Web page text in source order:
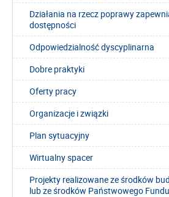
Działania na rzecz poprawy
dostępności
Odpowiedzialność dyscyplinarna
Dobre praktyki
Oferty pracy
Organizacje i związki
Plan sytuacyjny
Wirtualny spacer
Projekty realizowane ze środków
lub ze środków Państwowego